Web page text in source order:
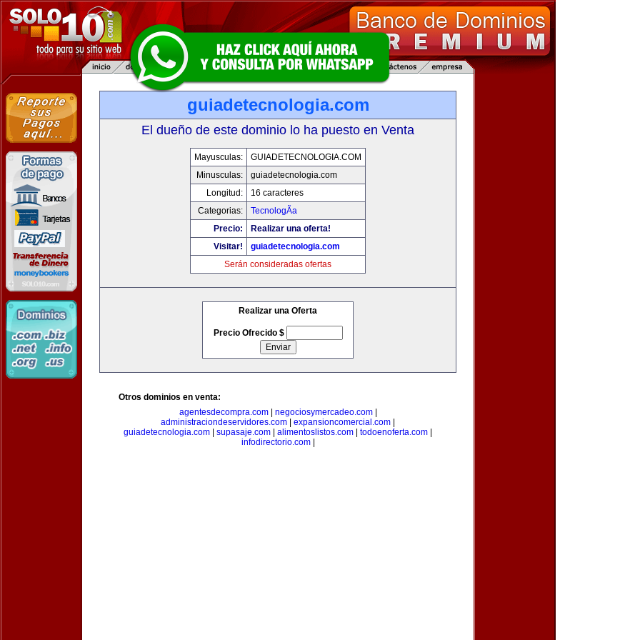
guiadetecnologia.com
El dueño de este dominio lo ha puesto en Venta
Mayusculas:
GUIADETECNOLOGIA.COM
Minusculas:
guiadetecnologia.com
Longitud:
16 caracteres
Categorias:
TecnologÃ­a
Precio:
Realizar una oferta!
Visitar!
guiadetecnologia.com
Serán consideradas ofertas
Realizar una Oferta
Precio Ofrecido $
Otros dominios en venta:
agentesdecompra.com| negociosymercadeo.com|
administraciondeservidores.com
expansioncomercial.com
guiadetecnologia.com
supasaje.com alimentoslistos.com todoenoferta.com
infodirectorio.com|